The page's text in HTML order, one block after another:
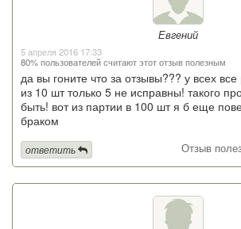
Евгений
5 апреля 2016 17:33
80% пользователей считают этот отзыв полезным
да вы гоните что за отзывы??? у всех
из 10 шт только 5 не исправны! такого
быть! вот из партии в 100 шт я б еще
браком
Отзыв
ответить